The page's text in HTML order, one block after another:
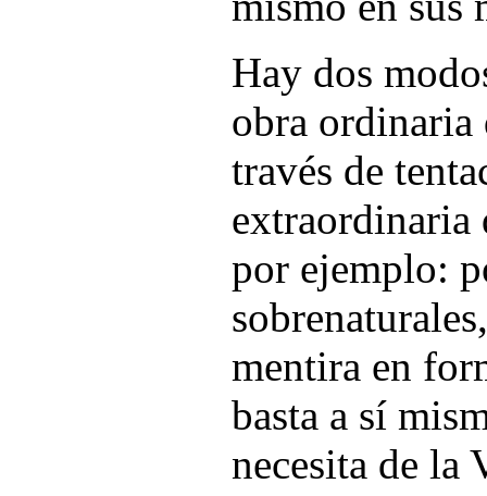
Hay dos
obra ordinaria
través de
extraordinaria
por ejemplo:
mentira en
basta a sí
necesita de la